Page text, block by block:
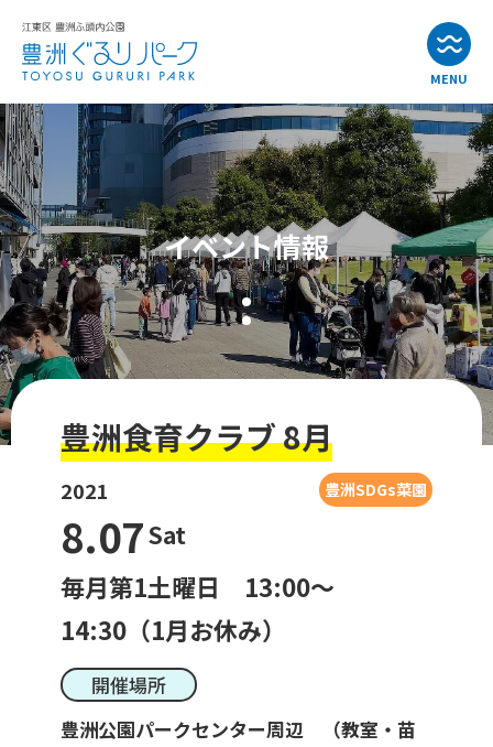
MENU
お知らせ
イベント情報
公園・施設紹介
アクセス
お問い合わせ
一般利用の方へ
公園利用ルール
催しものやロケなどの業務利用をお考えの方
ご利用について 各種申請・手続き等
イベント情報
豊洲食育クラブ 8月
2021 豊洲SDGs菜園
8.07Sat
毎月第1土曜日 13:00～
14:30（1月お休み）
開催場所
豊洲公園パークセンター周辺 （教室・苗